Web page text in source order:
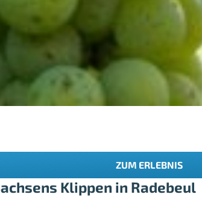
Klippen in Radebeul
ZUM ERLEBNIS